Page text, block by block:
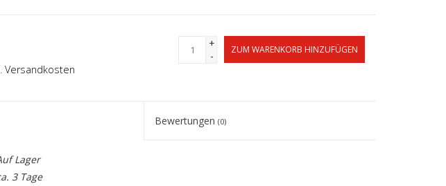
Versandkosten
+
-
ZUM WARENKORB HINZUFÜGEN
Bewertungen(0)
Lager
3 Tage